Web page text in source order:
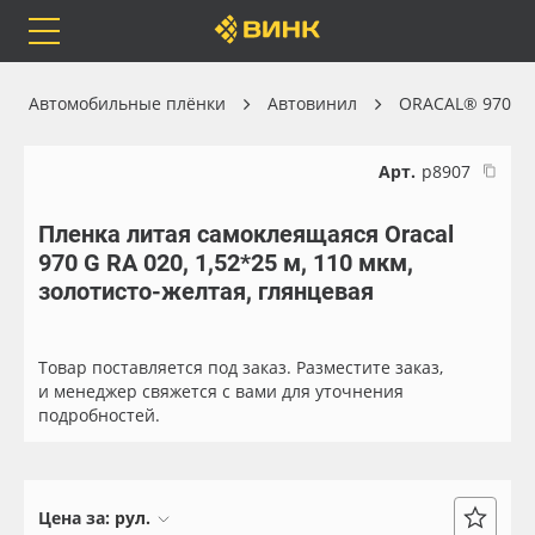
Каталог
Orafol
Бренды
Доставка
Весь каталог
Рулонные материалы
Самоклеящиеся плёнки
Листовые материалы
Автомобильные плёнки Автовинил ORACAL® 970
Арт. р8907
Пленка литая самоклеящаяся Oracal
970 G RA 020, 1,52*25 м, 110 мкм,
золотисто-желтая, глянцевая
Товар поставляется под заказ. Разместите заказ,
и менеджер свяжется с вами для уточнения
подробностей.
Цена за: рул.